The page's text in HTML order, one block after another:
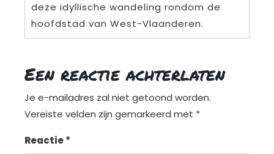
deze idyllische wandeling rondom de
hoofdstad van West-Vlaanderen.
Een reactie achterlaten
Je e-mailadres zal niet getoond worden.
Vereiste velden zijn gemarkeerd met *
Reactie*